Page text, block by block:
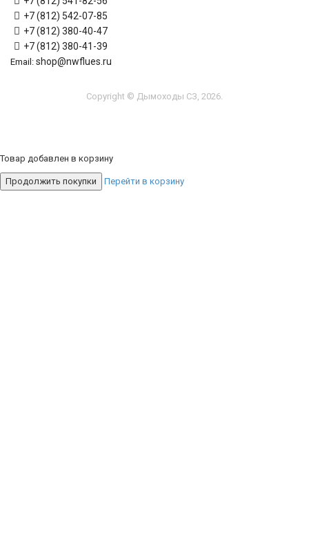
+7 (812) 542-07-85
+7 (812) 380-40-47
+7 (812) 380-41-39
Email: shop@nwflues.ru
Copyright © Дымоходы СЗ, 2026.
Товар добавлен в корзину
Продолжить покупки Перейти в корзину